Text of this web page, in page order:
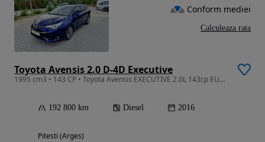
Toyota Avensis 2.0 D-4D Executive
1995 cm3 • 143 CP • Toyota Avensis EXECUTIVE 2.0L 143cp EURO 6
192 800 km Diesel 2016
Pitesti (Arges)
Conform mediei
Calculeaza rata